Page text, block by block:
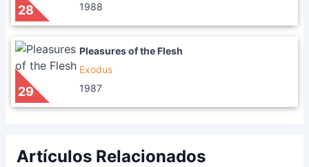
28
1988
29
Pleasures of the Flesh
Exodus
1987
Artículos Relacionados